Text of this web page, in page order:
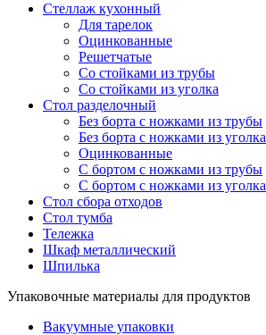
Стеллаж кухонный
Для тарелок
Оцинкованные
Решетчатые
Со стойками из трубы
Со стойками из уголка
Стол разделочный
Без борта с ножками из трубы
Без борта с ножками из уголка
Оцинкованные
С бортом с ножками из трубы
С бортом с ножками из уголка
Стол сбора отходов
Стол тумба
Тележка
Шкаф металлический
Шпилька
Упаковочные материалы для продуктов
Вакуумные упаковки